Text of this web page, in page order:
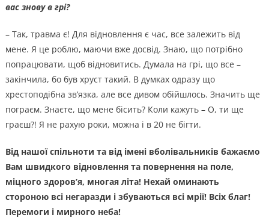
вас знову в грі?
– Так, травма є! Для відновлення є час, все залежить від
мене. Я це роблю, маючи вже досвід. Знаю, що потрібно
попрацювати, щоб відновитись. Думала на грі, що все –
закінчила, бо був хруст такий. В думках одразу що
хрестоподібна зв’язка, але все дивом обійшлось. Значить ще
пограєм. Знаєте, що мене бісить? Коли кажуть – О, ти ще
граєш?! Я не рахую роки, можна і в 20 не бігти.
Від нашої спільноти та від імені вболівальників бажаємо
Вам швидкого відновлення та повернення на поле,
міцного здоров’я, многая літа! Нехай оминають
стороною всі негаразди і збуваються всі мрії! Всіх благ!
Перемоги і мирного неба!